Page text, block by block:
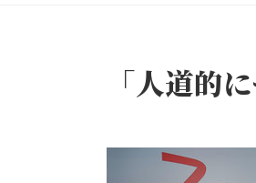
「人道的